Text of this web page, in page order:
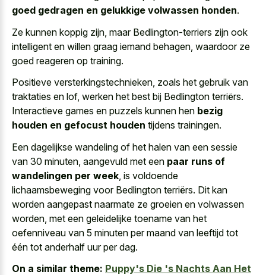
goed gedragen en gelukkige volwassen honden.
Ze kunnen koppig zijn, maar Bedlington-terriers zijn ook
intelligent en willen graag iemand behagen, waardoor ze
goed reageren op training.
Positieve versterkingstechnieken, zoals het gebruik van
traktaties en lof, werken het best bij Bedlington terriërs.
Interactieve games en puzzels kunnen hen bezig
houden en gefocust houden tijdens trainingen.
Een dagelijkse wandeling of het halen van een sessie
van 30 minuten, aangevuld met een paar runs of
wandelingen per week , is voldoende
lichaamsbeweging voor Bedlington terriërs. Dit kan
worden aangepast naarmate ze groeien en volwassen
worden, met een geleidelijke toename van het
oefenniveau van 5 minuten per maand van leeftijd tot
één tot anderhalf uur per dag.
On a similar theme: Puppy's Die 's Nachts Aan Het